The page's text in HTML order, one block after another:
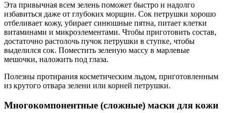
Эта привычная всем зелень поможет быстро и надолго
избавиться даже от глубоких морщин. Сок петрушки хорошо
отбеливает кожу, убирает синюшные пятна, питает клетки
витаминами и микроэлементами. Чтобы приготовить состав,
достаточно растолочь пучок петрушки в ступке, чтобы
выделился сок. Поместить зеленую массу в марлевые
мешочки, наложить под глаза.
Полезны протирания косметическим льдом, приготовленным
из крутого отвара зелени или корней петрушки.
Многокомпонентные (сложные) маски для кожи